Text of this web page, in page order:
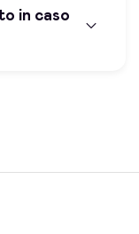
in caso